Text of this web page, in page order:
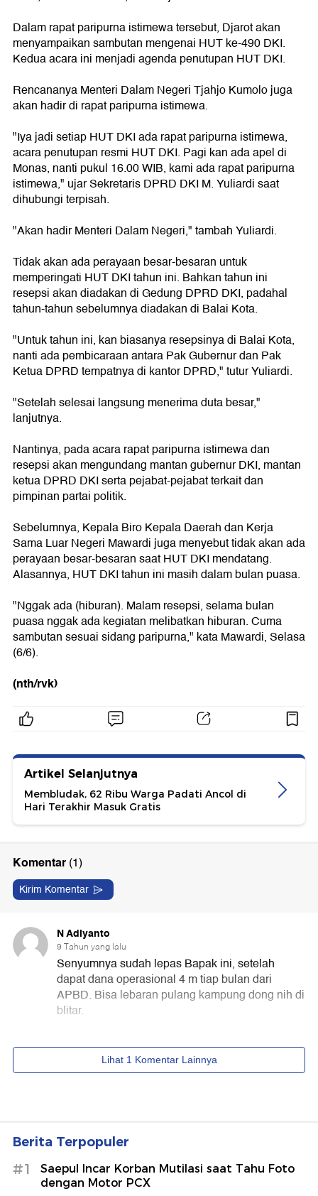
Dalam rapat paripurna istimewa tersebut, Djarot akan
menyampaikan sambutan mengenai HUT ke-490 DKI.
Kedua acara ini menjadi agenda penutupan HUT DKI.
Rencananya Menteri Dalam Negeri Tjahjo Kumolo juga
akan hadir di rapat paripurna istimewa.
"Iya jadi setiap HUT DKI ada rapat paripurna istimewa,
acara penutupan resmi HUT DKI. Pagi kan ada apel di
Monas, nanti pukul 16.00 WIB, kami ada rapat paripurna
istimewa," ujar Sekretaris DPRD DKI M. Yuliardi saat
dihubungi terpisah.
"Akan hadir Menteri Dalam Negeri," tambah Yuliardi.
Tidak akan ada perayaan besar-besaran untuk
memperingati HUT DKI tahun ini. Bahkan tahun ini
resepsi akan diadakan di Gedung DPRD DKI, padahal
tahun-tahun sebelumnya diadakan di Balai Kota.
"Untuk tahun ini, kan biasanya resepsinya di Balai Kota,
nanti ada pembicaraan antara Pak Gubernur dan Pak
Ketua DPRD tempatnya di kantor DPRD," tutur Yuliardi.
"Setelah selesai langsung menerima duta besar,"
lanjutnya.
Nantinya, pada acara rapat paripurna istimewa dan
resepsi akan mengundang mantan gubernur DKI, mantan
ketua DPRD DKI serta pejabat-pejabat terkait dan
pimpinan partai politik.
Sebelumnya, Kepala Biro Kepala Daerah dan Kerja
Sama Luar Negeri Mawardi juga menyebut tidak akan ada
perayaan besar-besaran saat HUT DKI mendatang.
Alasannya, HUT DKI tahun ini masih dalam bulan puasa.
"Nggak ada (hiburan). Malam resepsi, selama bulan
puasa nggak ada kegiatan melibatkan hiburan. Cuma
sambutan sesuai sidang paripurna," kata Mawardi, Selasa
(6/6).
(nth/rvk)
Artikel Selanjutnya
Membludak, 62 Ribu Warga Padati Ancol di
Hari Terakhir Masuk Gratis
Berita Terpopuler
#1
Saepul Incar Korban Mutilasi saat Tahu Foto
dengan Motor PCX